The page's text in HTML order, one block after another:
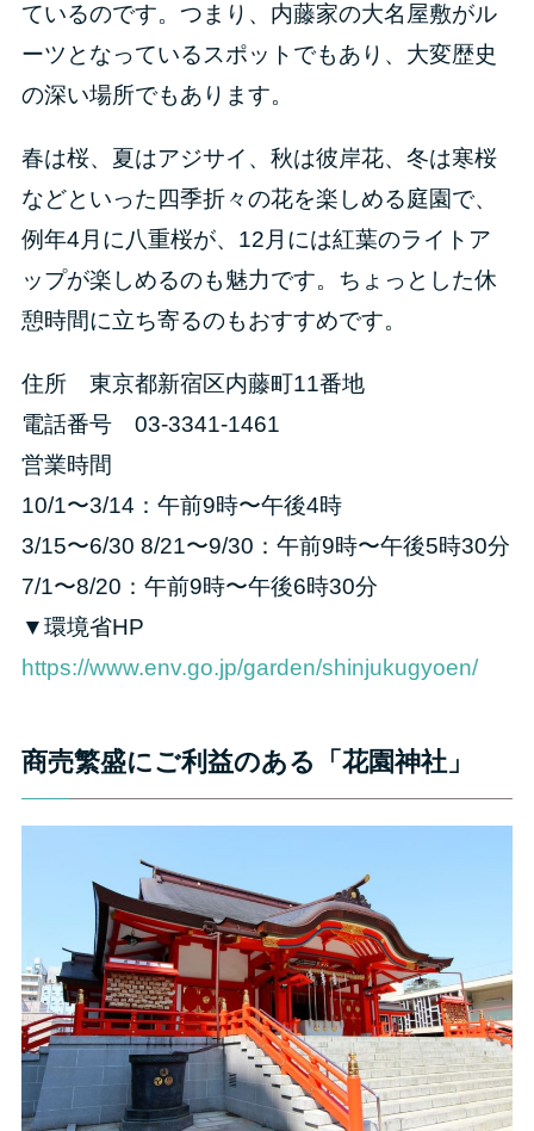
ているのです。つまり、内藤家の大名屋敷がル
ーツとなっているスポットでもあり、大変歴史
の深い場所でもあります。
春は桜、夏はアジサイ、秋は彼岸花、冬は寒桜
などといった四季折々の花を楽しめる庭園で、
例年4月に八重桜が、12月には紅葉のライトア
ップが楽しめるのも魅力です。ちょっとした休
憩時間に立ち寄るのもおすすめです。
住所 東京都新宿区内藤町11番地
電話番号 03-3341-1461
営業時間
10/1〜3/14：午前9時〜午後4時
3/15〜6/30 8/21〜9/30：午前9時〜午後5時30分
7/1〜8/20：午前9時〜午後6時30分
▼環境省HP
https://www.env.go.jp/garden/shinjukugyoen/
商売繁盛にご利益のある「花園神社」